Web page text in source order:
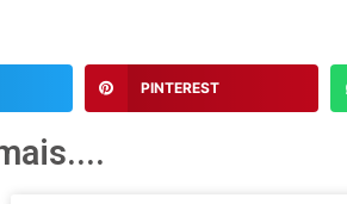
PINTEREST